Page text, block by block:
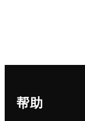
帮助